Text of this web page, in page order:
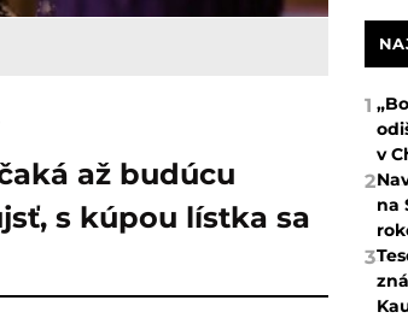
až budúcu
s kúpou lístka sa
1
v
2
na
3